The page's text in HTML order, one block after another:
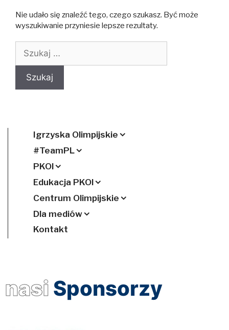
Nie udało się znaleźć tego, czego szukasz. Być może
wyszukiwanie przyniesie lepsze rezultaty.
Igrzyska Olimpijskie
#TeamPL
PKOl
Edukacja PKOl
Centrum Olimpijskie
Dla mediów
Kontakt
nasi Sponsorzy